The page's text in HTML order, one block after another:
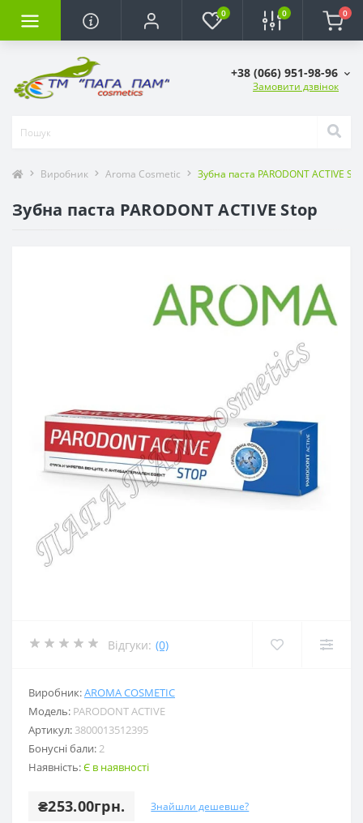
0 0 0
+38 (066) 951-98-96
Замовити дзвінок
Виробник Aroma Cosmetic Зубна паста PARODONT ACTIVE
Зубна паста PARODONT ACTIVE Stop
Відгуки: (0)
Виробник:AROMA COSMETIC
Модель: PARODONT ACTIVE
Артикул: 3800013512395
Бонусні бали:2
Наявність:Є в наявності
₴253.00грн. Знайшли дешевше?